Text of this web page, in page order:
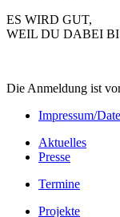
ES WIRD GUT,
WEIL DU DABEI
Die Anmeldung ist
Impressum/
Aktuelles
Presse
Termine
Projekte